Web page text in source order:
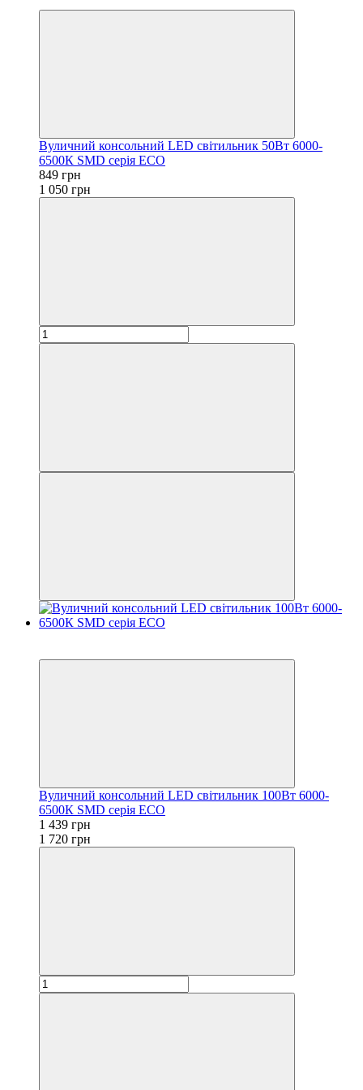
Вуличний консольний LED світильник 50Вт 6000-
6500К SMD серія ECO
849 грн
1 050 грн
Вуличний консольний LED світильник 100Вт 6000-
6500К SMD серія ECO
1 439 грн
1 720 грн